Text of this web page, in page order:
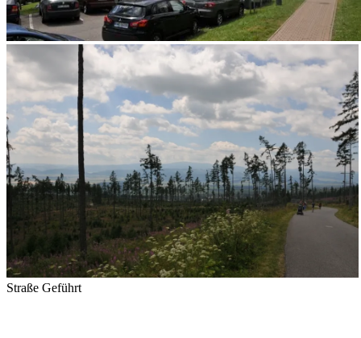
Straße Geführt